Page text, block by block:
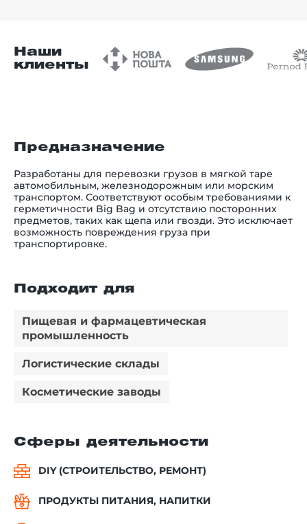
Наши
клиенты
Предназначение
Разработаны для перевозки грузов в мягкой таре
автомобильным, железнодорожным или морским
транспортом. Соответствуют особым требованиями к
герметичности Big Bag и отсутствию посторонних
предметов, таких как щепа или гвозди. Это исключает
возможность повреждения груза при
транспортировке.
Подходит для
Пищевая и фармацевтическая
промышленность
Логистические склады
Косметические заводы
Сферы деятельности
DIY (СТРОИТЕЛЬСТВО, РЕМОНТ)
ПРОДУКТЫ ПИТАНИЯ, НАПИТКИ